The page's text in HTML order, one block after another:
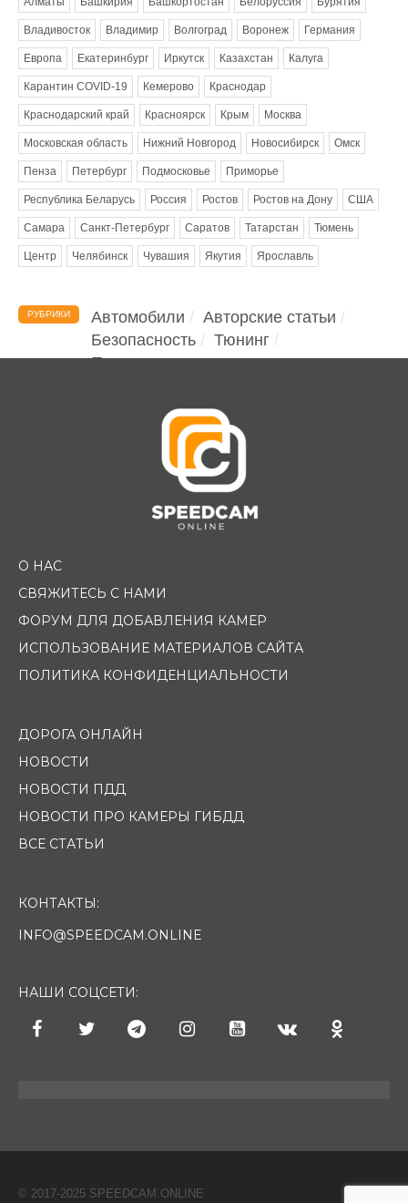
Владивосток Владимир Волгоград Воронеж Германия
Европа Екатеринбург Иркутск Казахстан Калуга
Карантин COVID-19 Кемерово Краснодар
Краснодарский край Красноярск Крым Москва
Московская область Нижний Новгород Новосибирск Омск
Пенза Петербург Подмосковье Приморье
Республика Беларусь Россия Ростов Ростов на Дону США
Самара Санкт-Петербург Саратов Татарстан Тюмень
Центр Челябинск Чувашия Якутия Ярославль
РУБРИКИ Автомобили
Авторские статьи
Безопасность
Тюнинг
Помощь водителю
О НАС
СВЯЖИТЕСЬ С НАМИ
ФОРУМ ДЛЯ ДОБАВЛЕНИЯ КАМЕР
ИСПОЛЬЗОВАНИЕ МАТЕРИАЛОВ САЙТА
ПОЛИТИКА КОНФИДЕНЦИАЛЬНОСТИ
ДОРОГА ОНЛАЙН
НОВОСТИ
НОВОСТИ ПДД
НОВОСТИ ПРО КАМЕРЫ ГИБДД
ВСЕ СТАТЬИ
КОНТАКТЫ:
INFO@SPEEDCAM.ONLINE
НАШИ СОЦСЕТИ:
© 2017-2025 SPEEDCAM.ONLINE